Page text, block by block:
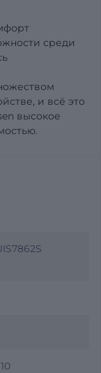
среди
и всё это
высокое